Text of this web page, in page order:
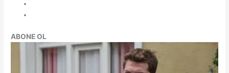
ABONE OL